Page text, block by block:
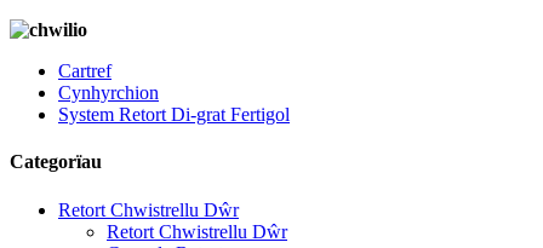
Cartref
Cynhyrchion
System Retort Di-grat Fertigol
Categorïau
Retort Chwistrellu Dŵr
Retort Chwistrellu Dŵr